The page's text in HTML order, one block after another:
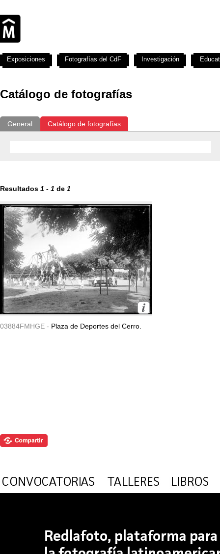
Catálogo de fotografías
General Catálogo de fotografías
Resultados 1 - 1 de 1
03884FMHGE - Plaza de Deportes del Cerro.
Exposiciones Fotografías del CdF Investigación